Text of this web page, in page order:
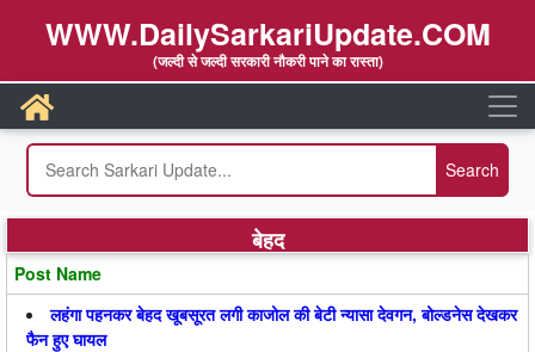
WWW.DailySarkariUpdate.COM
(जल्दी से जल्दी सरकारी नौकरी पाने का रास्ता)
बेहद
Post Name
लहंगा पहनकर बेहद खूबसूरत लगी काजोल की बेटी न्यासा देवगन, बोल्डनेस देखकर
फैन हुए घायल